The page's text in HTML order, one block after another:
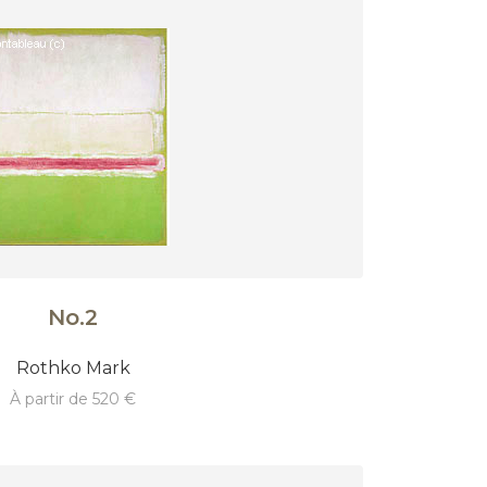
No.2
Rothko Mark
à partir de 520 €